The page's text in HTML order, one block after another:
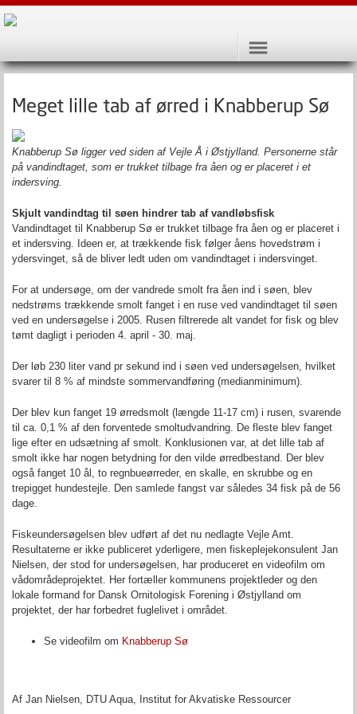
Meget lille tab af ørred i Knabberup Sø
Knabberup Sø ligger ved siden af Vejle Å i Østjylland. Personerne står
på vandindtaget, som er trukket tilbage fra åen og er placeret i et
indersving.
Skjult vandindtag til søen hindrer tab af vandløbsfisk
Vandindtaget til Knabberup Sø er trukket tilbage fra åen og er placeret i
et indersving. Ideen er, at trækkende fisk følger åens hovedstrøm i
ydersvinget, så de bliver ledt uden om vandindtaget i indersvinget.
For at undersøge, om der vandrede smolt fra åen ind i søen, blev
nedstrøms trækkende smolt fanget i en ruse ved vandindtaget til søen
ved en undersøgelse i 2005. Rusen filtrerede alt vandet for fisk og blev
tømt dagligt i perioden 4. april - 30. maj.
Der løb 230 liter vand pr sekund ind i søen ved undersøgelsen, hvilket
svarer til 8 % af mindste sommervandføring (medianminimum).
Der blev kun fanget 19 ørredsmolt (længde 11-17 cm) i rusen, svarende
til ca. 0,1 % af den forventede smoltudvandring. De fleste blev fanget
lige efter en udsætning af smolt. Konklusionen var, at det lille tab af
smolt ikke har nogen betydning for den vilde ørredbestand. Der blev
også fanget 10 ål, to regnbueørreder, en skalle, en skrubbe og en
trepigget hundestejle. Den samlede fangst var således 34 fisk på de 56
dage.
Fiskeundersøgelsen blev udført af det nu nedlagte Vejle Amt.
Resultaterne er ikke publiceret yderligere, men fiskeplejekonsulent Jan
Nielsen, der stod for undersøgelsen, har produceret en videofilm om
vådområdeprojektet. Her fortæller kommunens projektleder og den
lokale formand for Dansk Ornitologisk Forening i Østjylland om
projektet, der har forbedret fuglelivet i området.
Se videofilm om Knabberup Sø
Af Jan Nielsen, DTU Aqua, Institut for Akvatiske Ressourcer